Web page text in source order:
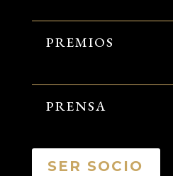
PREMIOS
PRENSA
SER SOCIO